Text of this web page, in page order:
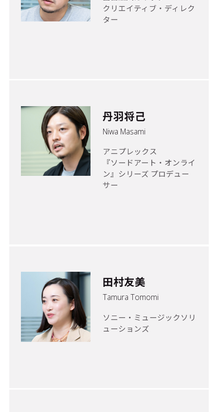
クリエイティブ・ディレク
ター
丹羽将己
Niwa Masami
アニプレックス
『ソードアート・オンライ
ン』シリーズ プロデュー
サー
田村友美
Tamura Tomomi
ソニー・ミュージックソリ
ューションズ